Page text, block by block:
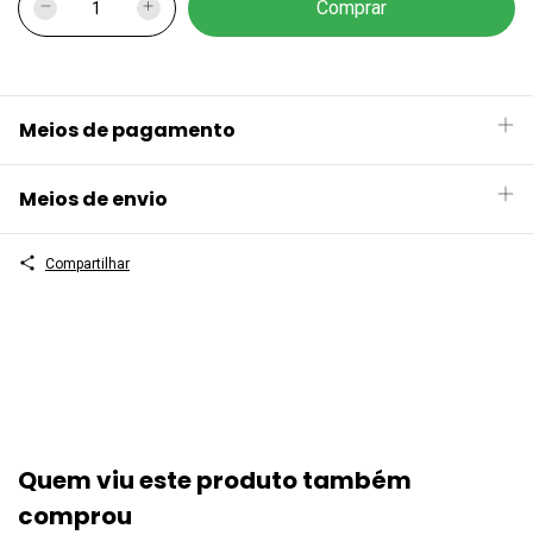
Meios de pagamento
Meios de envio
Compartilhar
Quem viu este produto também
comprou